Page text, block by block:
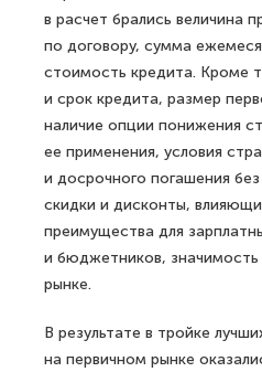
в расчет брались величина
по договору, сумма
стоимость кредита. Кроме
и срок кредита, размер
наличие опции понижения
ее применения, условия
и досрочного погашения
скидки и дисконты,
преимущества для
и бюджетников,
рынке.
В результате в тройке
на первичном рынке